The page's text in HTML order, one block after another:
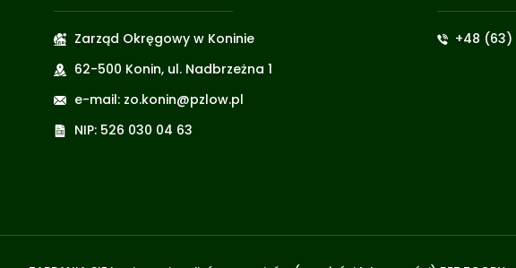
Zarząd Okręgowy w Koninie
62-500 Konin, ul. Nadbrzeżna 1
e-mail: zo.konin@pzlow.pl
NIP: 526 030 04 63
+48 (63)